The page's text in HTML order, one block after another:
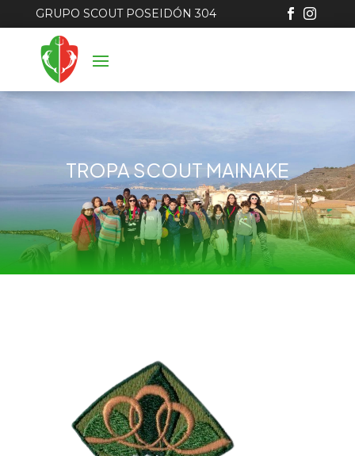
GRUPO SCOUT POSEIDÓN 304  
TROPA SCOUT MAINAKE
En esta etapa se descubre la sección, su
simbología, tradiciones, forma de trabajo,
etc. y se participa activamente de su
dinámica. El Scout se integra de forma
comprometida colaborando con su patrulla